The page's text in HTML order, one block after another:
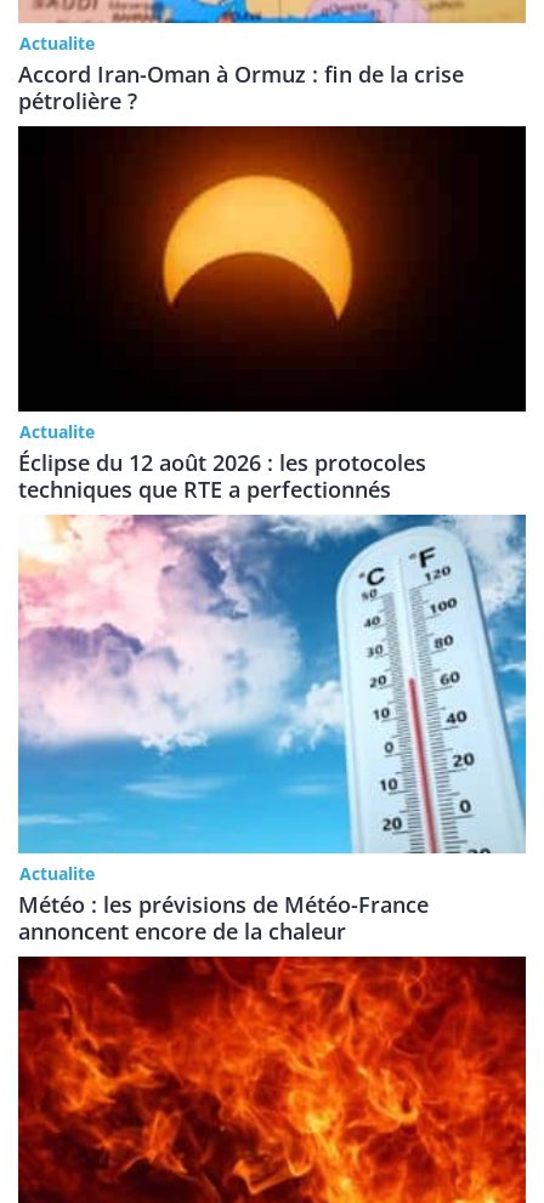
Actualite
Accord Iran-Oman à Ormuz : fin de la crise
pétrolière ?
Actualite
Éclipse du 12 août 2026 : les protocoles
techniques que RTE a perfectionnés
Actualite
Météo : les prévisions de Météo-France
annoncent encore de la chaleur